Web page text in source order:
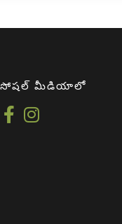
సోషల్ మీడియాలో